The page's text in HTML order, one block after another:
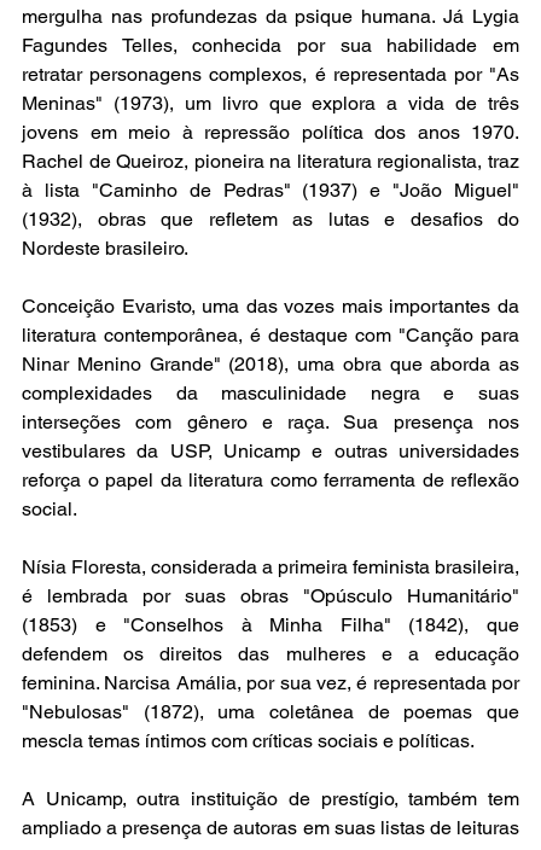
mergulha nas profundezas da psique humana. Já Lygia
Fagundes Telles, conhecida por sua habilidade em
retratar personagens complexos, é representada por "As
Meninas" (1973), um livro que explora a vida de três
jovens em meio à repressão política dos anos 1970.
Rachel de Queiroz, pioneira na literatura regionalista, traz
à lista "Caminho de Pedras" (1937) e "João Miguel"
(1932), obras que refletem as lutas e desafios do
Nordeste brasileiro.
Conceição Evaristo, uma das vozes mais importantes da
literatura contemporânea, é destaque com "Canção para
Ninar Menino Grande" (2018), uma obra que aborda as
complexidades da masculinidade negra e suas
interseções com gênero e raça. Sua presença nos
vestibulares da USP, Unicamp e outras universidades
reforça o papel da literatura como ferramenta de reflexão
social.
Nísia Floresta, considerada a primeira feminista brasileira,
é lembrada por suas obras "Opúsculo Humanitário"
(1853) e "Conselhos à Minha Filha" (1842), que
defendem os direitos das mulheres e a educação
feminina. Narcisa Amália, por sua vez, é representada por
"Nebulosas" (1872), uma coletânea de poemas que
mescla temas íntimos com críticas sociais e políticas.
A Unicamp, outra instituição de prestígio, também tem
ampliado a presença de autoras em suas listas de leituras